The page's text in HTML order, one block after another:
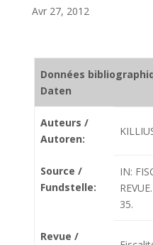
Avr 27, 2012
Données
Daten
Auteurs /
Autoren:
Source /
Fundstelle:
IN:
35.
Revue /